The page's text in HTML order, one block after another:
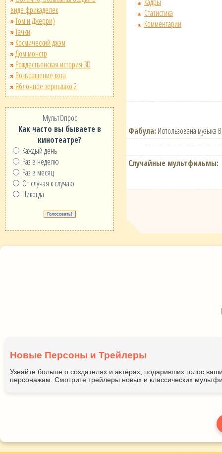
виде фрикаделек
Том и Джерри)
Тачки
Космический джэм
Дом монстр
Рождественская история 3D
Возвращение кота
Яблочное зернышко 2
МультОпрос
Как часто вы бываете в
кинотеатре?
Каждый день
Раз в неделю
Раз в месяц
От случая к случаю
Никогда
Статистика
Комментарии
Фабула: Использована музыка
Случайные мультфильмы:
Новые Персоны и Трейлеры
Узнайте больше о создателях и актёрах, подаривших голос
персонажам. Смотрите трейлеры новых и классических